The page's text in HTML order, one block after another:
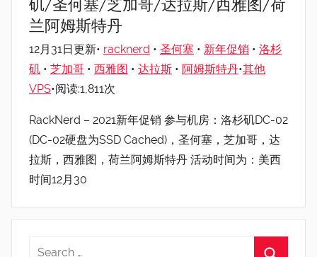
矶/圣何塞/芝加哥/达拉斯/西雅图/荷
兰阿姆斯特丹
12月31日更新• racknerd • 圣何塞 • 新年促销 • 洛杉
矶 • 芝加哥 • 西雅图 • 达拉斯 • 阿姆斯特丹•其他
VPS•阅读:1,811次
RackNerd – 2021新年促销 参与机房：洛杉矶DC-02
(DC-02硬盘为SSD Cached)，圣何塞，芝加哥，达
拉斯，西雅图，荷兰阿姆斯特丹 活动时间为：美西
时间12月30